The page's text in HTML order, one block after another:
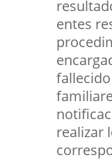
entes
realizar